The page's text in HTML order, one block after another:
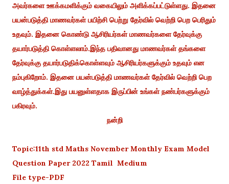
அவர்களை ஊக்கமளிக்கும் வகையிலும் அளிக்கப்பட்டுள்ளது. இதனை
பயன்படுத்தி மாணவர்கள் பயிற்சி பெற்று தேர்வில் வெற்றி பெற பெரிதும்
உதவும். இதனை கொண்டு ஆசிரியர்கள் மாணவர்களை தேர்வுக்கு
தயார்படுத்தி கொள்ளலாம்.இந்த பதிவானது மாணவர்கள் தங்களை
தேர்வுக்கு தயார்படுதிக்கொள்ளவும் ஆசிரியர்களுக்கும் உதவும் என
நம்புகிறோம். இதனை பயன்படுத்தி மாணவர்கள் தேர்வில் வெற்றி பெற
வாழ்த்துக்கள்.இது பயனுள்ளதாக இருப்பின் உங்கள் நண்பர்களுக்கும்
பகிரவும்.
நன்றி
Topic:11th std Maths November Monthly Exam Model
Question Paper 2022 Tamil Medium
File type-PDF